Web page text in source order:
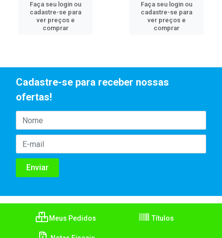
Faça seu login ou
cadastre-se para
ver preços e
comprar
Faça seu login ou
cadastre-se para
ver preços e
comprar
Cadastre-se para receber nossas
ofertas!
Meus Pedidos Títulos